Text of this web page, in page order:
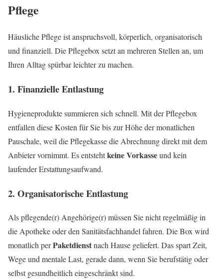
Pflege
Häusliche Pflege ist anspruchsvoll, körperlich, organisatorisch
und finanziell. Die Pflegebox setzt an mehreren Stellen an, um
Ihren Alltag spürbar leichter zu machen.
1. Finanzielle Entlastung
Hygieneprodukte summieren sich schnell. Mit der Pflegebox
entfallen diese Kosten für Sie bis zur Höhe der monatlichen
Pauschale, weil die Pflegekasse die Abrechnung direkt mit dem
Anbieter vornimmt. Es entstehtkeine Vorkasseund kein
laufender Erstattungsaufwand.
2. Organisatorische Entlastung
Als pflegende(r) Angehörige(r) müssen Sie nicht regelmäßig in
die Apotheke oder den Sanitätsfachhandel fahren. Die Box wird
monatlich perPaketdienstnach Hause geliefert. Das spart Zeit,
Wege und mentale Last, gerade dann, wenn Sie berufstätig oder
selbst gesundheitlich eingeschränkt sind.